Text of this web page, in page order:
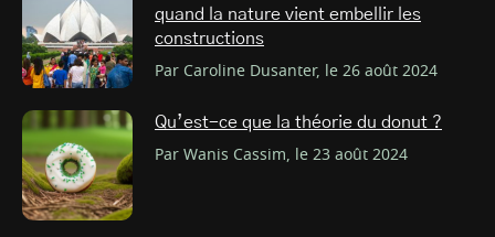
quand la nature vient embellir les
constructions
Par Caroline Dusanter, le 26 août 2024
Qu’est-ce que la théorie du donut ?
Par Wanis Cassim, le 23 août 2024